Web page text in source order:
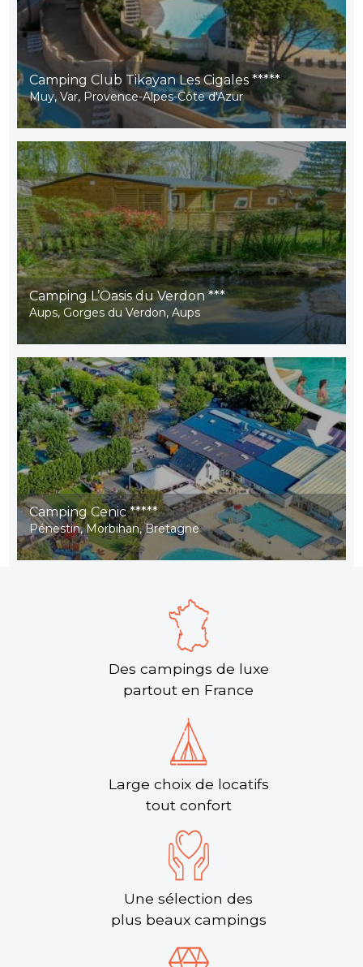
Camping Club Tikayan Les Cigales *****
Muy, Var, Provence-Alpes-Côte d'Azur
Camping L’Oasis du Verdon ***
Aups, Gorges du Verdon, Aups
Camping Cenic *****
Pénestin, Morbihan, Bretagne
Des campings de luxe
partout en France
Large choix de locatifs
tout confort
Une sélection des
plus beaux campings